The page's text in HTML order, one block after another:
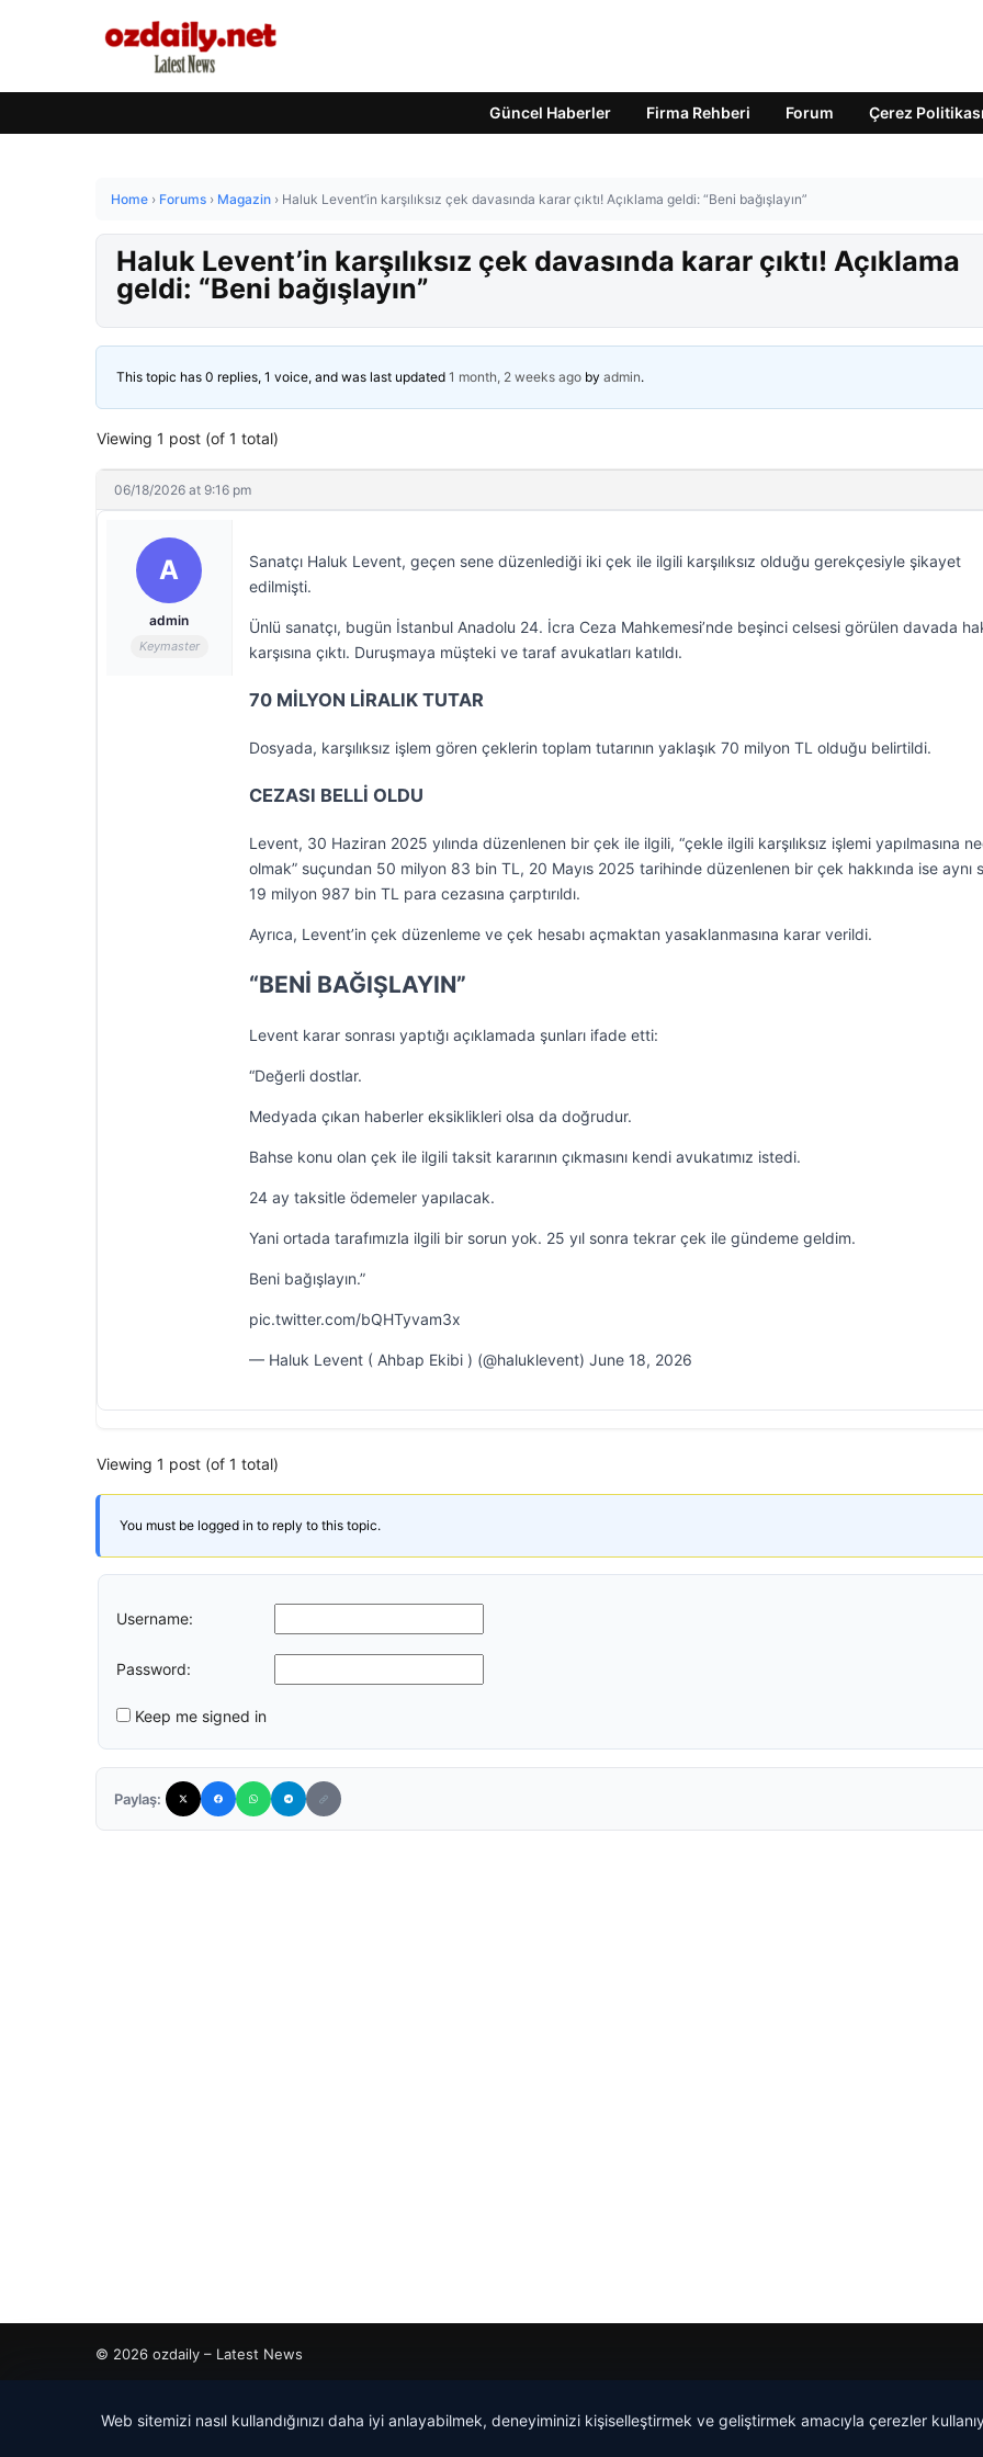
Güncel Haberler Firma Rehberi Forum Çerez Politikası
Home › Forums › Magazin › Haluk Levent’in karşılıksız çek davasında karar çıktı! Açıklama geldi: “Beni bağışlayın”
Haluk Levent’in karşılıksız çek davasında karar çıktı! Açıklama
geldi: “Beni bağışlayın”
This topic has 0 replies, 1 voice, and was last updated 1 month, 2 weeks ago by admin.
Viewing 1 post (of 1 total)
06/18/2026 at 9:16 pm
A
admin
Keymaster
Sanatçı Haluk Levent, geçen sene düzenlediği iki çek ile ilgili karşılıksız olduğu gerekçesiyle şikayet
edilmişti.
Ünlü sanatçı, bugün İstanbul Anadolu 24. İcra Ceza Mahkemesi’nde beşinci celsesi görülen davada
karşısına çıktı. Duruşmaya müşteki ve taraf avukatları katıldı.
70 MİLYON LİRALIK TUTAR
Dosyada, karşılıksız işlem gören çeklerin toplam tutarının yaklaşık 70 milyon TL olduğu belirtildi.
CEZASI BELLİ OLDU
Levent, 30 Haziran 2025 yılında düzenlenen bir çek ile ilgili, “çekle ilgili karşılıksız işlemi yapılmasına
olmak” suçundan 50 milyon 83 bin TL, 20 Mayıs 2025 tarihinde düzenlenen bir çek hakkında ise aynı
19 milyon 987 bin TL para cezasına çarptırıldı.
Ayrıca, Levent’in çek düzenleme ve çek hesabı açmaktan yasaklanmasına karar verildi.
“BENİ BAĞIŞLAYIN”
Levent karar sonrası yaptığı açıklamada şunları ifade etti:
“Değerli dostlar.
Medyada çıkan haberler eksiklikleri olsa da doğrudur.
Bahse konu olan çek ile ilgili taksit kararının çıkmasını kendi avukatımız istedi.
24 ay taksitle ödemeler yapılacak.
Yani ortada tarafımızla ilgili bir sorun yok. 25 yıl sonra tekrar çek ile gündeme geldim.
Beni bağışlayın.”
pic.twitter.com/bQHTyvam3x
— Haluk Levent ( Ahbap Ekibi ) (@haluklevent) June 18, 2026
Viewing 1 post (of 1 total)
You must be logged in to reply to this topic.
Username:
Password:
Keep me signed in
Paylaş:
© 2026 ozdaily – Latest News
Web sitemizi nasıl kullandığınızı daha iyi anlayabilmek, deneyiminizi kişiselleştirmek ve geliştirmek amacıyla çerezler